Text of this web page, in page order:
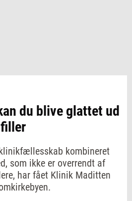
du blive glattet ud
kombineret
som ikke er overrendt af
har fået Klinik Maditten